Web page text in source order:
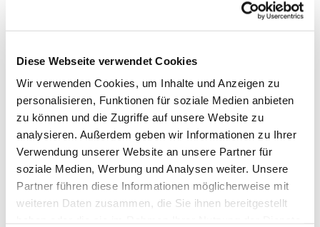
Diese Webseite verwendet Cookies
Wir verwenden Cookies, um Inhalte und Anzeigen zu
personalisieren, Funktionen für soziale Medien anbieten
zu können und die Zugriffe auf unsere Website zu
analysieren. Außerdem geben wir Informationen zu Ihrer
Verwendung unserer Website an unsere Partner für
soziale Medien, Werbung und Analysen weiter. Unsere
Partner führen diese Informationen möglicherweise mit
weiteren Daten zusammen, die Sie ihnen bereitgestellt
Notarielles
 0451 20096-35
 0451 20096-61
Sekretariat Thomas Biernath